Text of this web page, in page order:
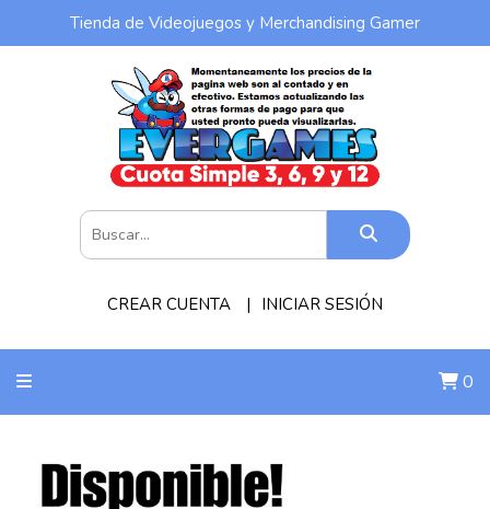
Tienda de Videojuegos y Merchandising Gamer
CREAR CUENTA INICIAR SESIÓN
0